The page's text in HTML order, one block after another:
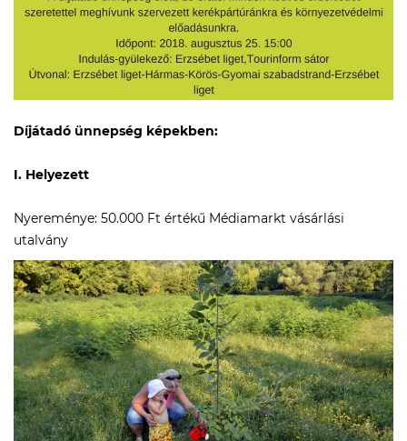
Díjátadó ünnepség képekben:
I. Helyezett
Nyereménye: 50.000 Ft értékű Médiamarkt vásárlási
utalvány